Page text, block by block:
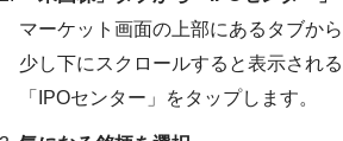
マーケット画面の上部にあるタブか
少し下にスクロールすると表示され
「IPOセンター」をタップします。